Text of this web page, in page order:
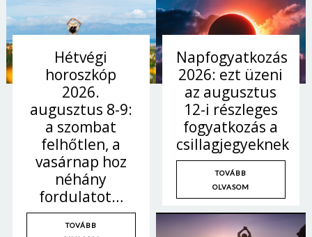
Hétvégi
horoszkóp
2026.
augusztus 8-9:
a szombat
felhőtlen, a
vasárnap hoz
néhány
fordulatot…
TOVÁBB
Napfogyatkozás
2026: ezt üzeni
az augusztus
12-i részleges
fogyatkozás a
csillagjegyeknek
TOVÁBB
OLVASOM